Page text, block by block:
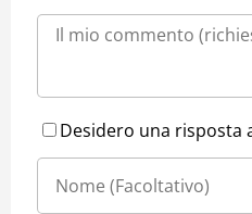
Desidero una risposta